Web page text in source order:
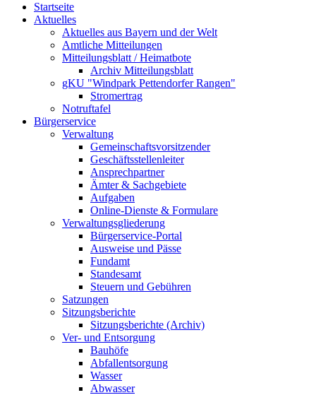
Startseite
Aktuelles
Aktuelles aus Bayern und der Welt
Amtliche Mitteilungen
Mitteilungsblatt / Heimatbote
Archiv Mitteilungsblatt
gKU "Windpark Pettendorfer Rangen"
Stromertrag
Notruftafel
Bürgerservice
Verwaltung
Gemeinschaftsvorsitzender
Geschäftsstellenleiter
Ansprechpartner
Ämter & Sachgebiete
Aufgaben
Online-Dienste & Formulare
Verwaltungsgliederung
Bürgerservice-Portal
Ausweise und Pässe
Fundamt
Standesamt
Steuern und Gebühren
Satzungen
Sitzungsberichte
Sitzungsberichte (Archiv)
Ver- und Entsorgung
Bauhöfe
Abfallentsorgung
Wasser
Abwasser